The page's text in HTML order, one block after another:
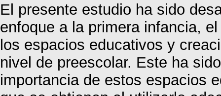
El presente estudio ha sido
enfoque a la primera infancia,
los espacios educativos y
nivel de preescolar. Este ha
importancia de estos espacios